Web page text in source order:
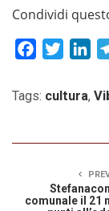
Condividi
FacebookTwitter
Tags: cultura,
comunale il 21